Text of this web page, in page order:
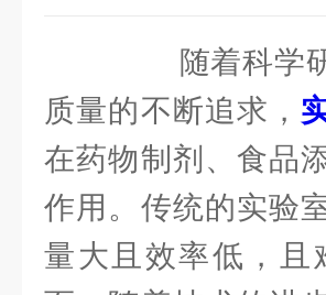
随着科学研
质量的不断追求，
在药物制剂、食品
作用。传统的实验
量大且效率低，且